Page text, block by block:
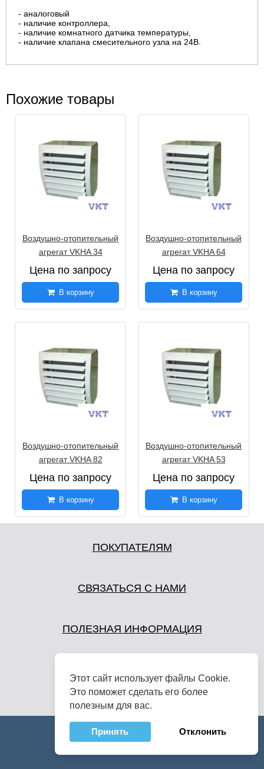
- аналоговый
- наличие контроллера,
- наличие комнатного датчика температуры,
- наличие клапана смесительного узла на 24В.
Похожие товары
Воздушно-отопительный
агрегат VKHA 34
Цена по запросу
В корзину
Воздушно-отопительный
агрегат VKHA 64
Цена по запросу
В корзину
Воздушно-отопительный
агрегат VKHA 82
Цена по запросу
В корзину
Воздушно-отопительный
агрегат VKHA 53
Цена по запросу
В корзину
ПОКУПАТЕЛЯМ
СВЯЗАТЬСЯ С НАМИ
ПОЛЕЗНАЯ ИНФОРМАЦИЯ
Этот сайт использует файлы Cookie.
Это поможет сделать его более
полезным для вас.
Принять Отклонить